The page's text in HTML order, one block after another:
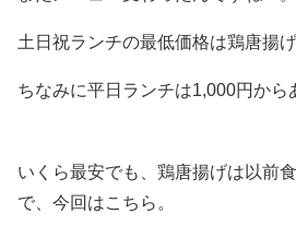
土日祝ランチの最低価格は鶏唐揚
ちなみに平日ランチは1,000円から
いくら最安でも、鶏唐揚げは以前
で、今回はこちら。